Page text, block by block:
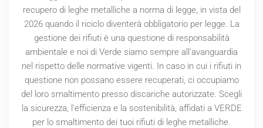
recupero di leghe metalliche a norma di legge, in vista del
2026quando il riciclo diventerà obbligatorio per legge. La
gestione dei rifiuti è una questione di responsabilità
ambientale e noi di Verde siamo sempre all'avanguardia
nel rispetto delle normative vigenti. In caso in cui i rifiuti in
questione non possano essere recuperati, ci occupiamo
del loro smaltimento presso discariche autorizzate. Scegli
la sicurezza, l'efficienza e la sostenibilità, affidati a VERDE
per lo smaltimento dei tuoi rifiuti di leghe metalliche.